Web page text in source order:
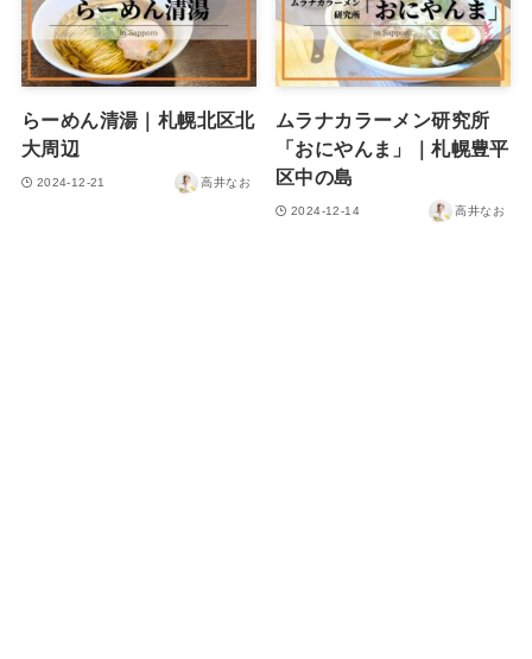
らーめん清湯｜札幌北区北
大周辺
2024-12-21 高井なお
ムラナカラーメン研究所
「おにやんま」｜札幌豊平
区中の島
2024-12-14 高井なお